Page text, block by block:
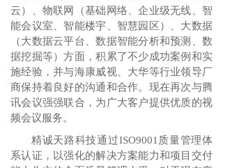
云）、物联网（基础网络、企业级无线、智
能会议室、智能楼宇、智慧园区）、大数据
（大数据云平台、数据智能分析和预测、数
据挖掘等）方面，积累了不少成功案例和实
施经验，并与海康威视、大华等行业领导厂
商保持着良好的沟通和合作。现在再次与腾
讯会议强强联合，为广大客户提供优质的视
频会议服务。
精诚天路科技通过ISO9001质量管理体
系认证，以强化的解决方案能力和项目交付